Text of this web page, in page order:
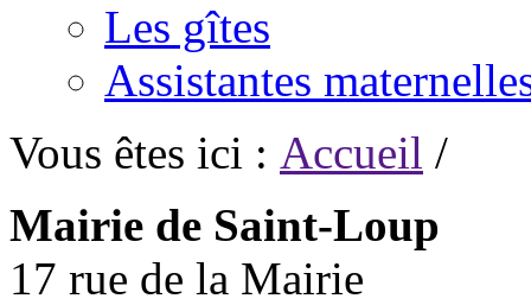
Les gîtes
Assistantes
Vous êtes ici : Accueil /
Mairie de Saint-Loup
17 rue de la Mairie